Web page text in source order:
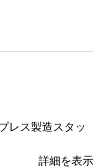
レス製造スタッ
詳細を表示